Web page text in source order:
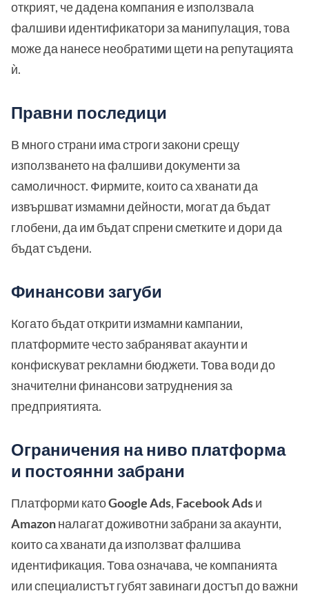
открият, че дадена компания е използвала
фалшиви идентификатори за манипулация, това
може да нанесе необратими щети на репутацията
ѝ.
Правни последици
В много страни има строги закони срещу
използването на фалшиви документи за
самоличност. Фирмите, които са хванати да
извършват измамни дейности, могат да бъдат
глобени, да им бъдат спрени сметките и дори да
бъдат съдени.
Финансови загуби
Когато бъдат открити измамни кампании,
платформите често забраняват акаунти и
конфискуват рекламни бюджети. Това води до
значителни финансови затруднения за
предприятията.
Ограничения на ниво платформа
и постоянни забрани
Платформи катоGoogle Ads, Facebook Adsи
Amazonналагат доживотни забрани за акаунти,
които са хванати да използват фалшива
идентификация. Това означава, че компанията
или специалистът губят завинаги достъп до важни